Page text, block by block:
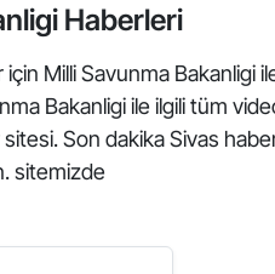
Haberleri
Milli Savunma Bakanligi
Bakanligi ile ilgili tüm
Son dakika Sivas
sitemizde